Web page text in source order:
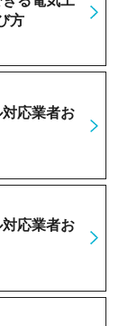
方
応業者お
応業者お